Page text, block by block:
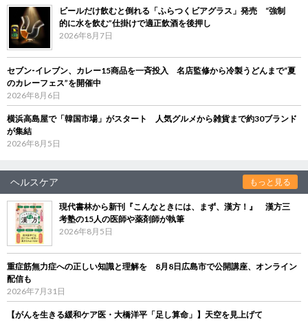
ビールだけ飲むと倒れる「ふらつくビアグラス」発売 “強制
的に水を飲む”仕掛けで適正飲酒を後押し
2026年8月7日
セブン‐イレブン、カレー15商品を一斉投入 名店監修から冷製うどんまで“夏
のカレーフェス”を開催中
2026年8月6日
横浜高島屋で「韓国市場」がスタート 人気グルメから雑貨まで約30ブランド
が集結
2026年8月5日
ヘルスケア もっと見る
現代書林から新刊『こんなときには、まず、漢方！』 漢方三
考塾の15人の医師や薬剤師が執筆
2026年8月5日
重症筋無力症への正しい知識と理解を 8月8日広島市で公開講座、オンライン
配信も
2026年7月31日
【がんを生きる緩和ケア医・大橋洋平「足し算命」】天空を見上げて